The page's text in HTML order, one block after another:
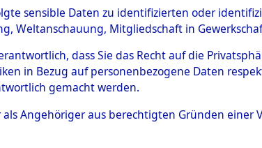
der
→0003 (84611830)
0204
sensible Daten zu identifizierten oder
Weltanschauung, Mitgliedschaft in
dass Sie das Recht auf die
in Bezug auf personenbezogene Daten
gemacht werden.
als Angehöriger aus berechtigten Gründen